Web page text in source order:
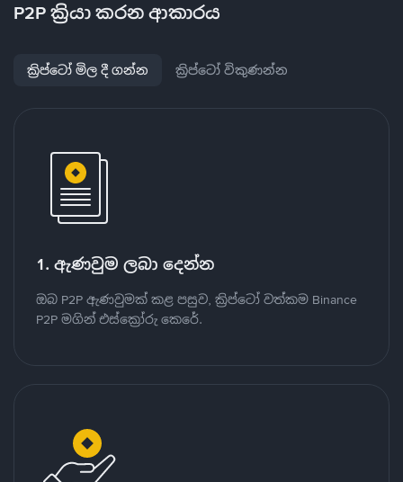
P2P ක්‍රියා කරන ආකාරය
ක්‍රිප්ටෝ මිල දී ගන්න ක්‍රිප්ටෝ විකුණන්න
1. ඇණවුම ලබා දෙන්න
ඔබ P2P ඇණවුමක් කළ පසුව, ක්‍රිප්ටෝ වත්කම Binance
P2P මගින් එස්ක්‍රෝරු කෙරේ.